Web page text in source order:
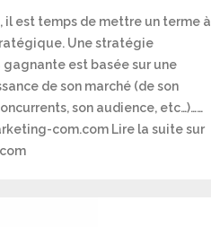
il est temps de mettre un terme à
Une stratégie
gagnante est basée sur une
de son marché (de son
son audience, etc…)……
com.com Lire la suite sur